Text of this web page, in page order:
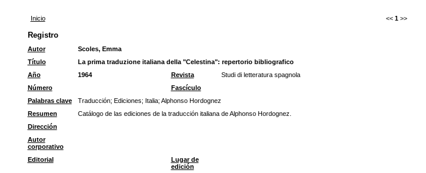
Inicio << 1 >>
Registro
Autor
Scoles, Emma
Título
La prima traduzione italiana della "Celestina": repertorio bibliografico
Año
1964 Revista Studi di letteratura spagnola
Número
Fascículo
Palabras clave
Traducción; Ediciones; Italia; Alphonso Hordognez
Resumen
Catálogo de las ediciones de la traducción italiana de Alphonso Hordognez.
Dirección
Autor
corporativo
Editorial
Lugar de
edición